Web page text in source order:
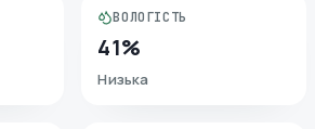
ВОЛОГІСТЬ
41%
Низька